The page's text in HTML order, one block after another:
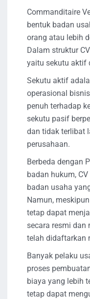
Commanditaire
bentuk badan
orang atau lebih
Dalam struktur
yaitu sekutu aktif
Sekutu aktif
operasional
penuh terhadap
sekutu pasif
dan tidak terlibat
perusahaan.
Berbeda dengan
badan hukum,
badan usaha
Namun,
tetap dapat
secara resmi dan
telah didaftarkan
Banyak pelaku
proses
biaya yang lebih
tetap dapat